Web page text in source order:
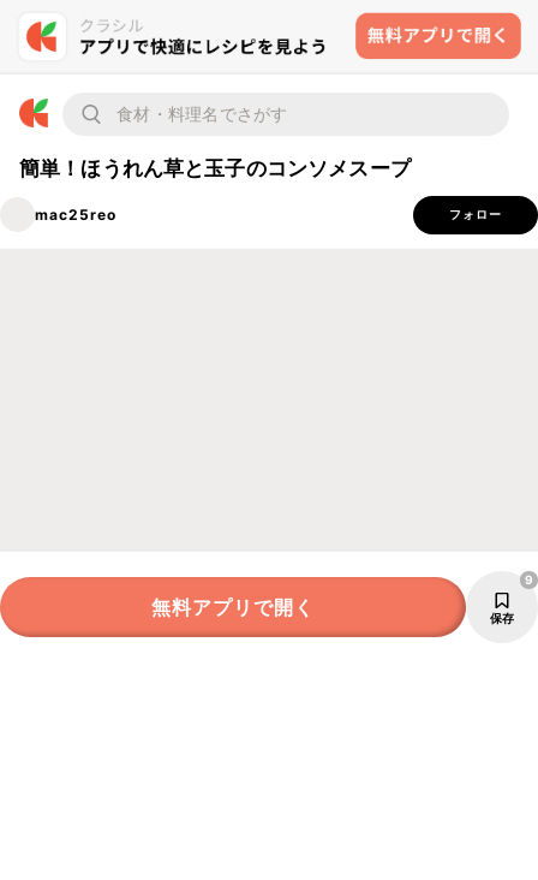
簡単！ほうれん草と玉子のコンソメスープ
mac25reo フォロー
無料アプリで開く 保存
9